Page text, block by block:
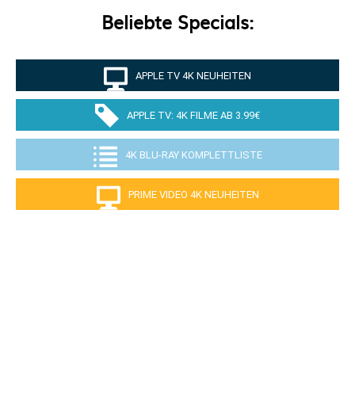
Beliebte Specials:
APPLE TV 4K NEUHEITEN
APPLE TV: 4K FILME AB 3.99€
4K BLU-RAY KOMPLETTLISTE
PRIME VIDEO 4K NEUHEITEN